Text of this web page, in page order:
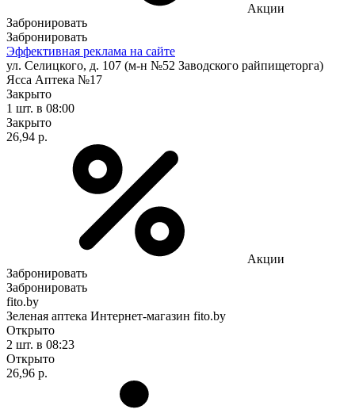
Акции
Забронировать
Забронировать
Эффективная реклама на сайте
ул. Селицкого, д. 107 (м-н №52 Заводского райпищеторга)
Ясса Аптека №17
Закрыто
1 шт. в 08:00
Закрыто
26,94 р.
Акции
Забронировать
Забронировать
fito.by
Зеленая аптека Интернет-магазин fito.by
Открыто
2 шт. в 08:23
Открыто
26,96 р.